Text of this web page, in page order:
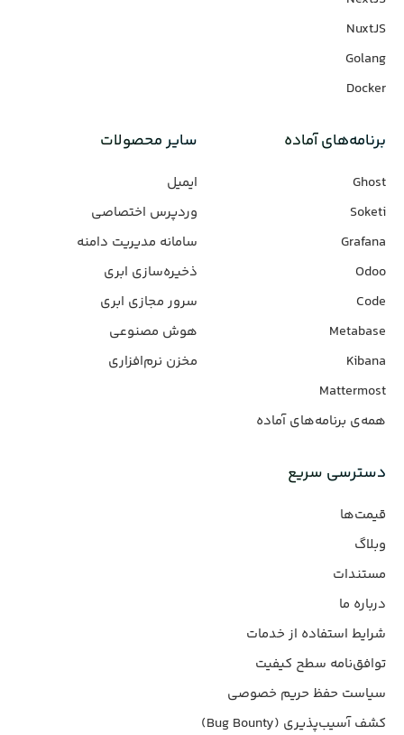
NuxtJS
Golang
Docker
برنامه‌های‌ آماده
Ghost
Soketi
Grafana
Odoo
Code
Metabase
Kibana
Mattermost
همه‌ی برنامه‌های آماده
سایر محصولات
ایمیل
وردپرس‌ اختصاصی
سامانه مدیریت دامنه
ذخیره‌سازی ابری
سرور مجازی ابری
هوش مصنوعی
مخزن نرم‌افزاری
دسترسی سریع
قیمت‌ها
وبلاگ
مستندات
درباره ما
شرایط استفاده از خدمات
توافق‌نامه سطح کیفیت
سیاست حفظ حریم خصوصی
کشف آسیب‌پذیری (Bug Bounty)